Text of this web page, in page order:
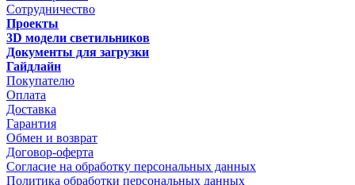
Сотрудничество
Проекты
3D модели светильников
Документы для загрузки
Гайдлайн
Покупателю
Оплата
Доставка
Гарантия
Обмен и возврат
Договор-оферта
Согласие на обработку персональных данных
Политика обработки персональных данных